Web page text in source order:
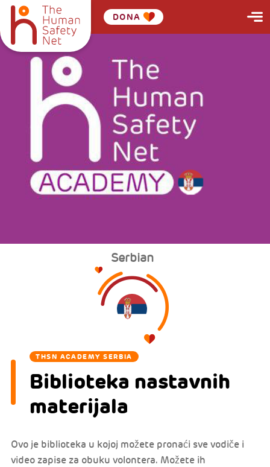
DONA
Serbian
THSN ACADEMY SERBIA
Biblioteka nastavnih
materijala
Ovo je biblioteka u kojoj možete pronaći sve vodiče i
video zapise za obuku volontera. Možete ih